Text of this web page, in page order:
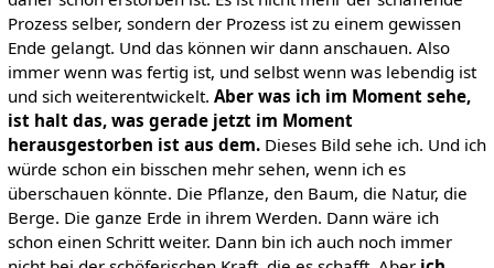
Prozess selber, sondern der Prozess ist zu einem gewissen
Ende gelangt. Und das können wir dann anschauen. Also
immer wenn was fertig ist, und selbst wenn was lebendig ist
und sich weiterentwickelt. Aber was ich im Moment sehe,
ist halt das, was gerade jetzt im Moment
herausgestorben ist aus dem.Dieses Bild sehe ich. Und ich
würde schon ein bisschen mehr sehen, wenn ich es
überschauen könnte. Die Pflanze, den Baum, die Natur, die
Berge. Die ganze Erde in ihrem Werden. Dann wäre ich
schon einen Schritt weiter. Dann bin ich auch noch immer